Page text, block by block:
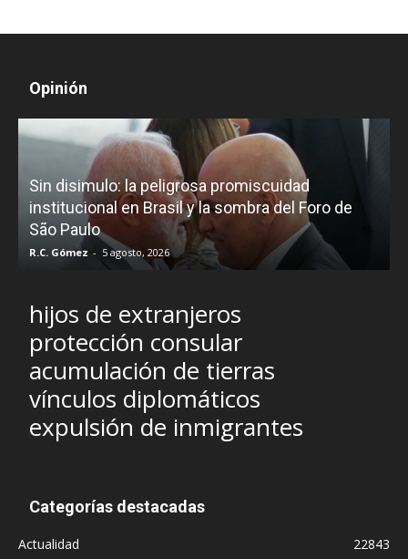
Opinión
Sin disimulo: la peligrosa promiscuidad
institucional en Brasil y la sombra del Foro de
São Paulo
R.C. Gómez - 5 agosto, 2026
hijos de extranjeros
protección consular
acumulación de tierras
vínculos diplomáticos
expulsión de inmigrantes
Categorías destacadas
Actualidad
22843